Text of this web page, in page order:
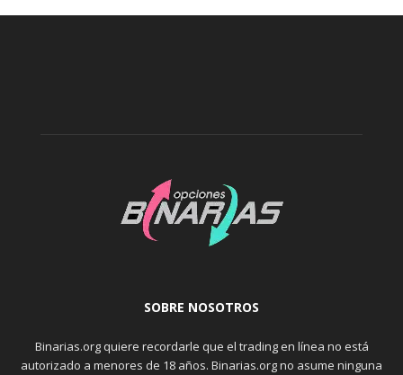
SOBRE NOSOTROS
Binarias.org quiere recordarle que el trading en línea no está
autorizado a menores de 18 años. Binarias.org no asume ninguna